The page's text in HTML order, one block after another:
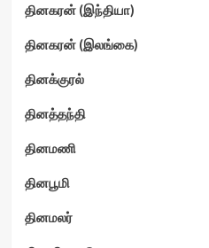
தினகரன் (இந்தியா)
தினகரன் (இலங்கை)
தினக்குரல்
தினத்தந்தி
தினமணி
தினபூமி
தினமலர்